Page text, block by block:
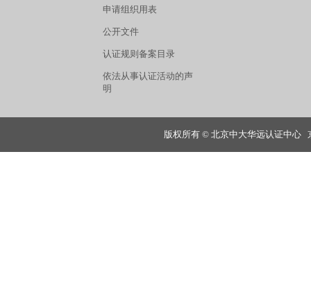
申请组织用表
公开文件
认证规则备案目录
依法从事认证活动的声
明
版权所有 © 北京中大华远认证中心